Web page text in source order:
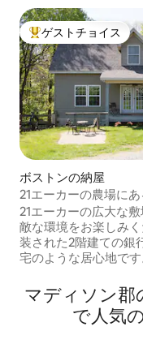
大好評のゲストチョ
ゲストチョイス
ボストンの納屋
21エーカーの農場に
るコテージ
21エーカーの広大な
敵な環境をお楽しみ
装された2階建ての銀
宅のような居心地で
クスしたり、ハイキ
に乗ったり、ワイン
試飲に行ったり、コ
マディソン郡
で人気